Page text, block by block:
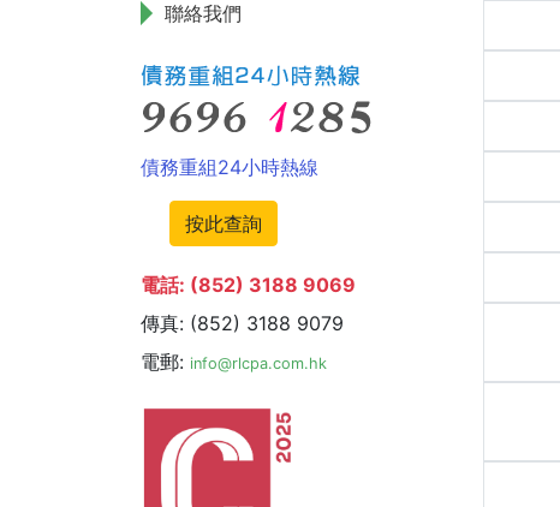
聯絡我們
債務重組24小時熱線
按此查詢
電話: (852) 3188 9069
傳真: (852) 3188 9079
電郵: info@rlcpa.com.hk